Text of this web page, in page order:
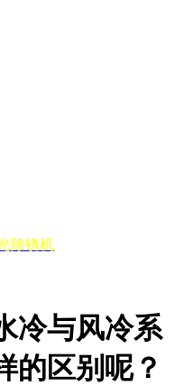
除锈机
冷与风冷系
的区别呢？